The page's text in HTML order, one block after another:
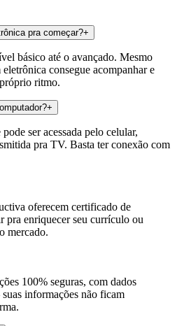
pra começar?+
básico até o avançado. Mesmo
consegue acompanhar e
ritmo.
+
ser acessada pelo celular,
pra TV. Basta ter conexão com
oferecem certificado de
pra enriquecer seu currículo ou
mercado.
100% seguras, com dados
informações não ficam